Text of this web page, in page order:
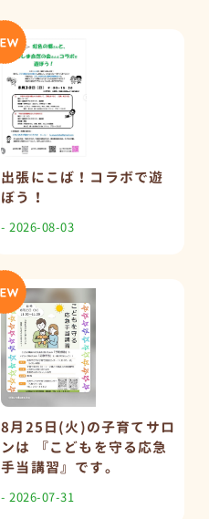
出張にこば！コラボで遊
ぼう！
- 2026-08-03
8月25日(火)の子育てサロ
ンは 『こどもを守る応急
手当講習』です。
- 2026-07-31